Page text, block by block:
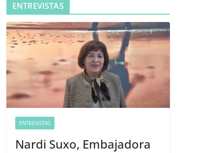
ENTREVISTAS
ENTREVISTAS
Nardi Suxo, Embajadora